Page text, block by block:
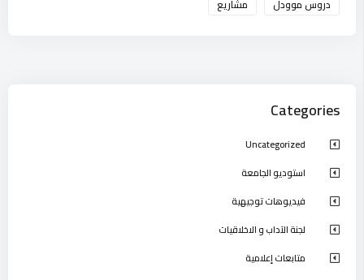
دروس موودل
مشاريع
Categories
Uncategorized
استوديو الجامعة
فيديوهات توجيهية
لجنة الآداب و الاخلاقيات
متابعات إعلامية